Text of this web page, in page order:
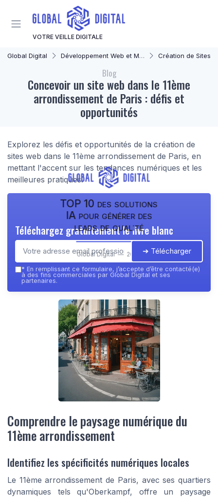
VOTRE VEILLE DIGITALE
Global Digital Développement Web et Mobile Création de Sites
Blog
Concevoir un site web dans le 11ème
arrondissement de Paris : défis et
opportunités
Explorez les défis et opportunités de la création de
sites web dans le 11ème arrondissement de Paris, en
mettant l'accent sur les tendances numériques et les
meilleures pratiques.
TOP 10 des solutions
IA pour générer des
leads de qualité
Global Digital — 2026
Téléchargez gratuitement le livre blanc
➔ Télécharger
* En remplissant ce formulaire, j’accepte d’être contacté(e)
à des fins commerciales par Global Digital et ses
partenaires.
Comprendre le paysage numérique du
11ème arrondissement
Identifiez les spécificités numériques locales
Le 11ème arrondissement de Paris, avec ses quartiers
dynamiques tels qu'Oberkampf, offre un paysage
Panneau de gestion des cookies